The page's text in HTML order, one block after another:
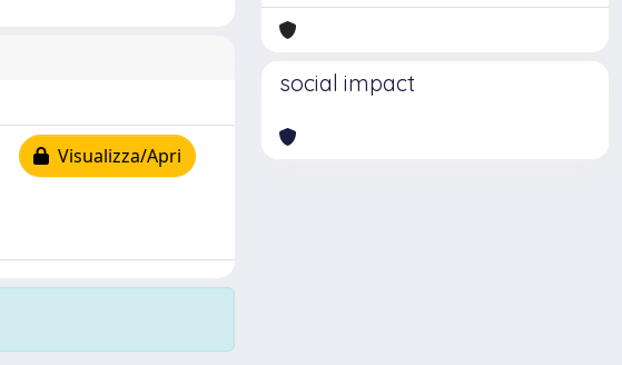
Visualizza/Apri
social impact